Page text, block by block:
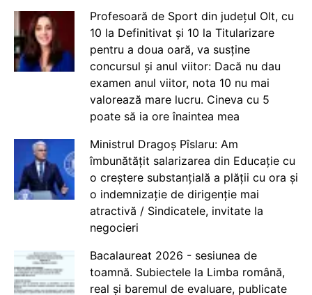
Profesoară de Sport din județul Olt, cu
10 la Definitivat și 10 la Titularizare
pentru a doua oară, va susține
concursul și anul viitor: Dacă nu dau
examen anul viitor, nota 10 nu mai
valorează mare lucru. Cineva cu 5
poate să ia ore înaintea mea
Ministrul Dragoș Pîslaru: Am
îmbunătățit salarizarea din Educație cu
o creștere substanțială a plății cu ora și
o indemnizație de dirigenție mai
atractivă / Sindicatele, invitate la
negocieri
Bacalaureat 2026 - sesiunea de
toamnă. Subiectele la Limba română,
real și baremul de evaluare, publicate